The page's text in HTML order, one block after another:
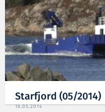
Starfjord (05/2014)
16.05.2014